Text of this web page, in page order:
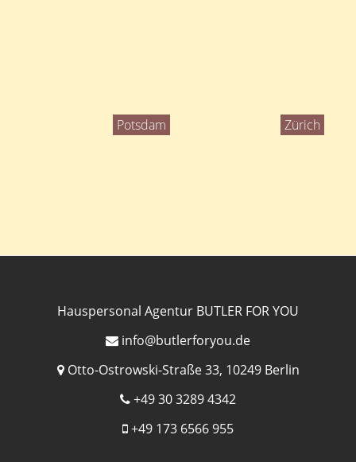
Potsdam Zürich
Hauspersonal Agentur BUTLER FOR YOU
info@butlerforyou.de
Otto-Ostrowski-Straße 33, 10249 Berlin
+49 30 3289 4342
+49 173 6566 955